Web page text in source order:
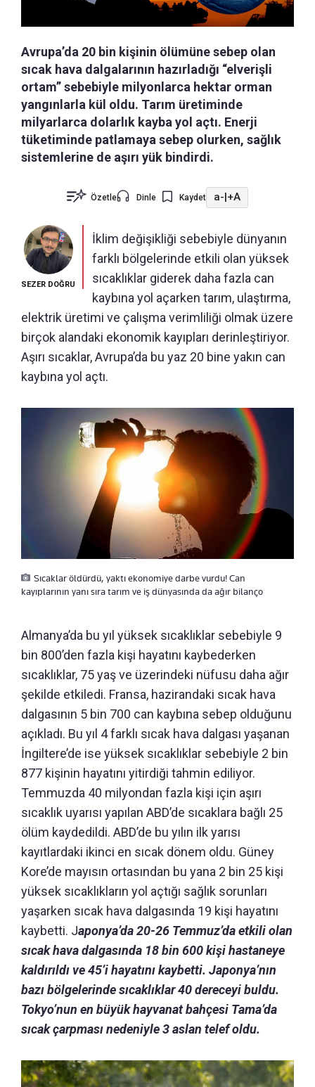
Avrupa’da 20 bin kişinin ölümüne sebep olan
sıcak hava dalgalarının hazırladığı “elverişli
ortam” sebebiyle milyonlarca hektar orman
yangınlarla kül oldu. Tarım üretiminde
milyarlarca dolarlık kayba yol açtı. Enerji
tüketiminde patlamaya sebep olurken, sağlık
sistemlerine de aşırı yük bindirdi.
Özetle Dinle Kaydet a- +A
SEZER DOĞRU
İklim değişikliği sebebiyle dünyanın
farklı bölgelerinde etkili olan yüksek
sıcaklıklar giderek daha fazla can
kaybına yol açarken tarım, ulaştırma,
elektrik üretimi ve çalışma verimliliği olmak üzere
birçok alandaki ekonomik kayıpları derinleştiriyor.
Aşırı sıcaklar, Avrupa’da bu yaz 20 bine yakın can
kaybına yol açtı.
Sıcaklar öldürdü, yaktı ekonomiye darbe vurdu! Can
kayıplarının yanı sıra tarım ve iş dünyasında da ağır bilanço
Almanya’da bu yıl yüksek sıcaklıklar sebebiyle 9
bin 800’den fazla kişi hayatını kaybederken
sıcaklıklar, 75 yaş ve üzerindeki nüfusu daha ağır
şekilde etkiledi. Fransa, hazirandaki sıcak hava
dalgasının 5 bin 700 can kaybına sebep olduğunu
açıkladı. Bu yıl 4 farklı sıcak hava dalgası yaşanan
İngiltere’de ise yüksek sıcaklıklar sebebiyle 2 bin
877 kişinin hayatını yitirdiği tahmin ediliyor.
Temmuzda 40 milyondan fazla kişi için aşırı
sıcaklık uyarısı yapılan ABD’de sıcaklara bağlı 25
ölüm kaydedildi. ABD’de bu yılın ilk yarısı
kayıtlardaki ikinci en sıcak dönem oldu. Güney
Kore’de mayısın ortasından bu yana 2 bin 25 kişi
yüksek sıcaklıkların yol açtığı sağlık sorunları
yaşarken sıcak hava dalgasında 19 kişi hayatını
kaybetti. Japonya’da 20-26 Temmuz’da etkili olan
sıcak hava dalgasında 18 bin 600 kişi hastaneye
kaldırıldı ve 45’i hayatını kaybetti. Japonya’nın
bazı bölgelerinde sıcaklıklar 40 dereceyi buldu.
Tokyo’nun en büyük hayvanat bahçesi Tama’da
sıcak çarpması nedeniyle 3 aslan telef oldu.